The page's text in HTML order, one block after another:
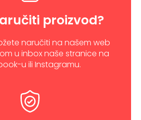
proizvod?
naručiti na našem web
u inbox naše stranice na
u ili Instagramu.